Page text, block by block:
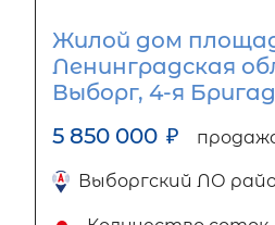
Жилой дом
Ленинградская
Выборг, 4-я
5 850 000 ₽
Выборгский ЛО